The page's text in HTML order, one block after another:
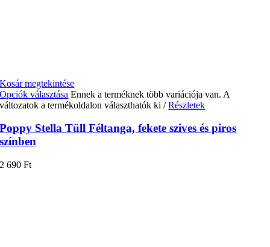
Kosár megtekintése
Opciók választása Ennek a terméknek több variációja van. A
változatok a termékoldalon választhatók ki/ Részletek
Poppy Stella Tüll Féltanga, fekete szives és piros
színben
2 690Ft